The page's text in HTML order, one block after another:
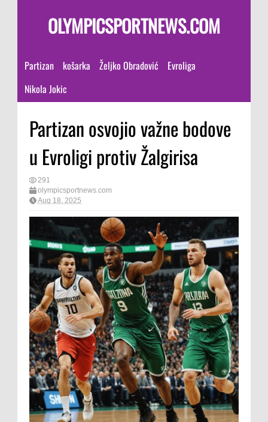
OLYMPICSPORTNEWS.COM
Partizan košarka Željko Obradović
Evroliga
Nikola Jokic
Partizan osvojio važne bodove
u Evroligi protiv Žalgirisa
291
olympicsportnews.com
Aug 18, 2025